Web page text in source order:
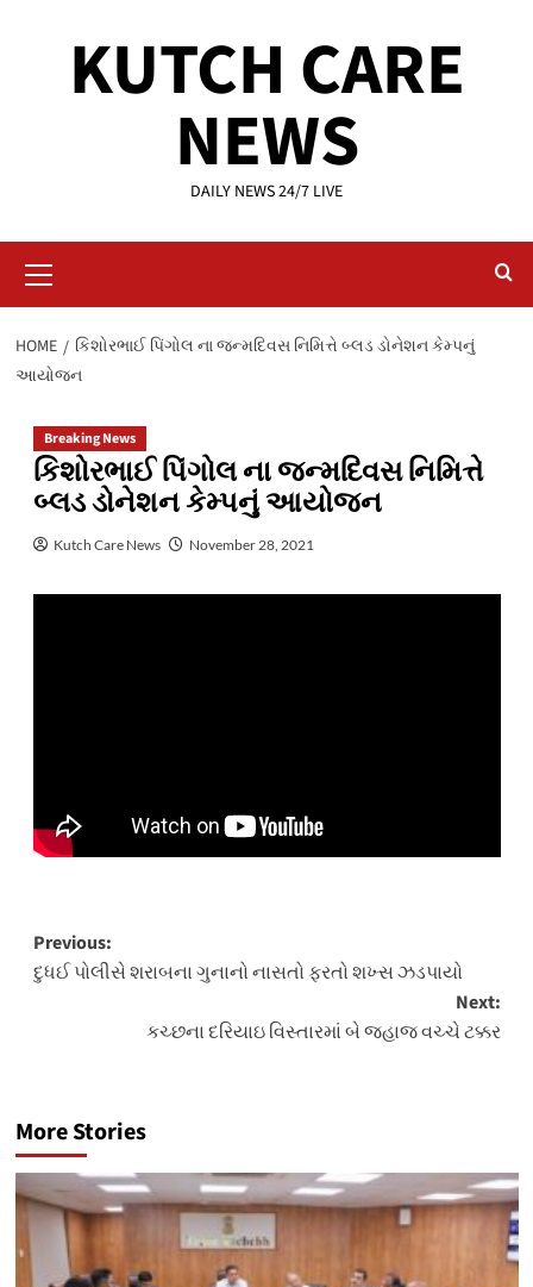
KUTCH CARE
NEWS
DAILY NEWS 24/7 LIVE
Menu
HOME
કિશોરભાઈ પિંગોલ ના જન્મદિવસ નિમિત્તે બ્લડ ડોનેશન કેમ્પનું
આયોજન
Breaking News
કિશોરભાઈ પિંગોલ ના જન્મદિવસ નિમિત્તે
બ્લડ ડોનેશન કેમ્પનું આયોજન
Kutch Care News November 28, 2021
Post
navigation
Previous:
દુધઈ પોલીસે શરાબના ગુનાનો નાસતો ફરતો શખ્સ ઝડપાયો
Next:
કચ્છના દરિયાઇ વિસ્તારમાં બે જહાજ વચ્ચે ટક્કર
More Stories